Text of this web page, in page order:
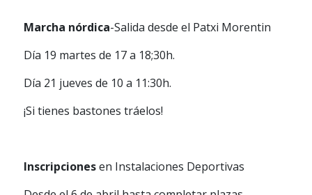
Marcha nórdica-Salida desde el Patxi Morentin
Día 19 martes de 17 a 18;30h.
Día 21 jueves de 10 a 11:30h.
¡Si tienes bastones tráelos!
Inscripcionesen Instalaciones Deportivas